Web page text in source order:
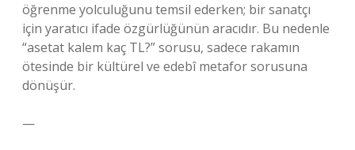
öğrenme yolculuğunu temsil ederken; bir sanatçı
için yaratıcı ifade özgürlüğünün aracıdır. Bu nedenle
“asetat kalem kaç TL?” sorusu, sadece rakamın
ötesinde bir kültürel ve edebî metafor sorusuna
dönüşür.
—